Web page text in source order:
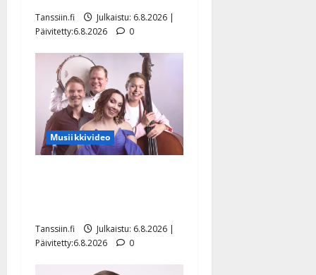
Tanssiin.fi
Julkaistu: 6.8.2026 |
Päivitetty:6.8.2026
0
Musiikkivideo
Tanssiin.fi
Julkaistu: 6.8.2026 |
Päivitetty:6.8.2026
0